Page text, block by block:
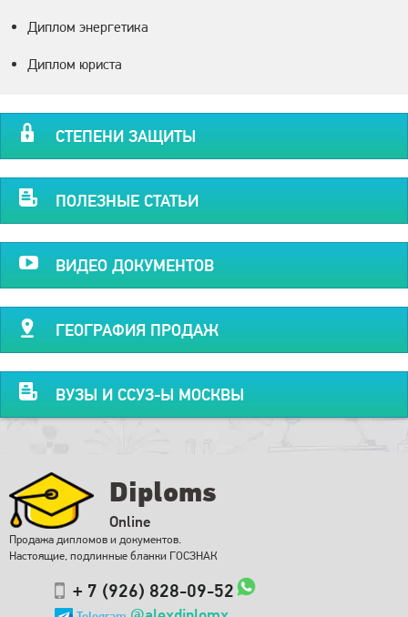
Диплом энергетика
Диплом юриста
СТЕПЕНИ ЗАЩИТЫ
ПОЛЕЗНЫЕ СТАТЬИ
ВИДЕО ДОКУМЕНТОВ
ГЕОГРАФИЯ ПРОДАЖ
ВУЗЫ И ССУЗ-Ы МОСКВЫ
Diploms
Online
Продажа дипломов и документов.
Настоящие, подлинные бланки ГОСЗНАК
+ 7 (926) 828-09-52